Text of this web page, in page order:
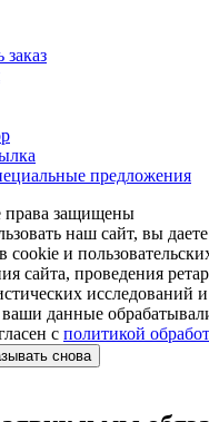
заказ
предложения
права защищены
наш сайт, вы даете
cookie и
сайта, проведения
исследований
данные
с политикой
снова